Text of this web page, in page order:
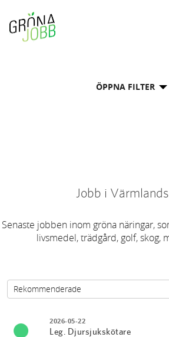
ÖPPNA FILTER
Jobb i
Senaste jobben inom gröna näringar,
livsmedel, trädgård, golf, skog,
2026-05-22
Leg. Djursjukskötare